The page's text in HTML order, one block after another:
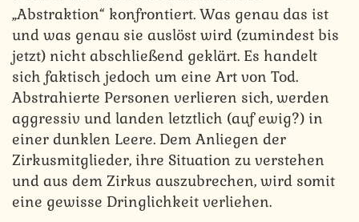
„Abstraktion“ konfrontiert. Was genau das ist
und was genau sie auslöst wird (zumindest bis
jetzt) nicht abschließend geklärt. Es handelt
sich faktisch jedoch um eine Art von Tod.
Abstrahierte Personen verlieren sich, werden
aggressiv und landen letztlich (auf ewig?) in
einer dunklen Leere. Dem Anliegen der
Zirkusmitglieder, ihre Situation zu verstehen
und aus dem Zirkus auszubrechen, wird somit
eine gewisse Dringlichkeit verliehen.